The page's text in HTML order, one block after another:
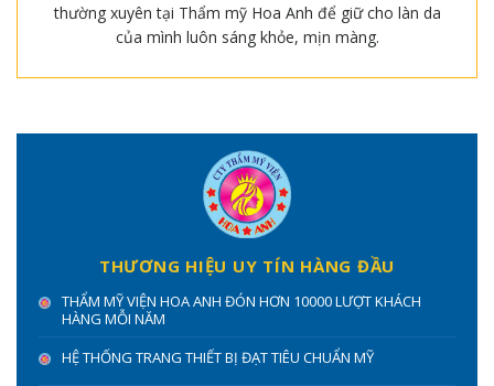
thường xuyên tại Thẩm mỹ Hoa Anh để giữ cho làn da
của mình luôn sáng khỏe, mịn màng.
THƯƠNG HIỆU UY TÍN HÀNG ĐẦU
THẨM MỸ VIỆN HOA ANH ĐÓN HƠN 10000 LƯỢT KHÁCH
HÀNG MỖI NĂM
HỆ THỐNG TRANG THIẾT BỊ ĐẠT TIÊU CHUẨN MỸ